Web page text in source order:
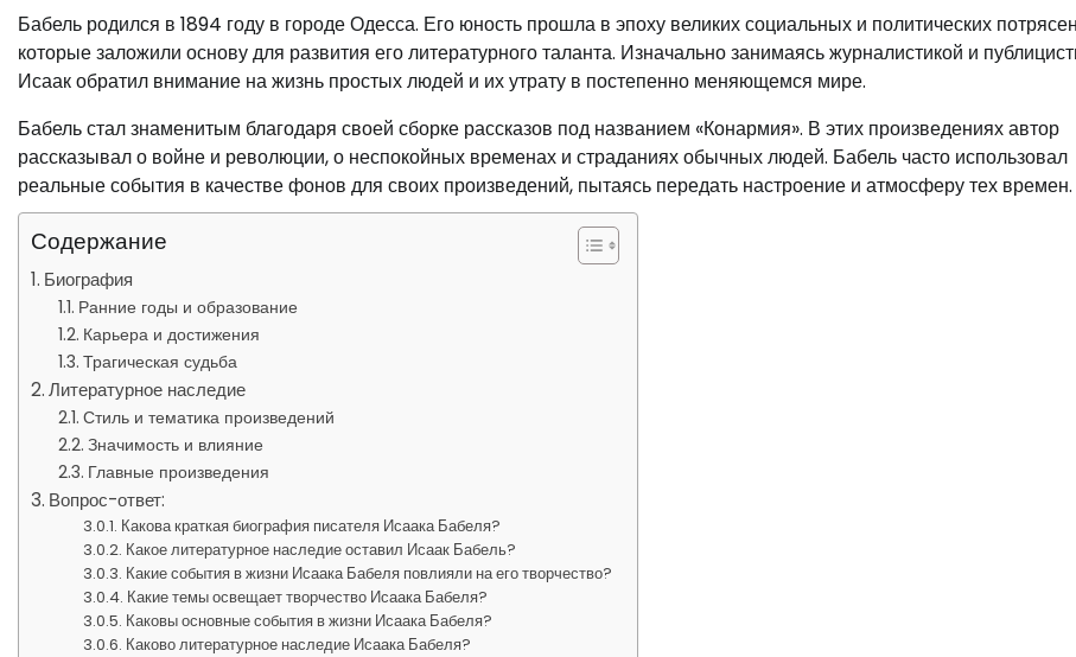
Бабель родился в 1894 году в городе Одесса. Его юность прошла в эпоху великих социальных и политических
которые заложили основу для развития его литературного таланта. Изначально занимаясь журналистикой и
Исаак обратил внимание на жизнь простых людей и их утрату в постепенно меняющемся мире.
Бабель стал знаменитым благодаря своей сборке рассказов под названием «Конармия». В этих произведениях автор
рассказывал о войне и революции, о неспокойных временах и страданиях обычных людей. Бабель часто использовал
реальные события в качестве фонов для своих произведений, пытаясь передать настроение и атмосферу тех времен.
Содержание
Биография
Ранние годы и образование
Карьера и достижения
Трагическая судьба
Литературное наследие
Стиль и тематика произведений
Значимость и влияние
Главные произведения
Вопрос-ответ:
Какова краткая биография писателя Исаака Бабеля?
Какое литературное наследие оставил Исаак Бабель?
Какие события в жизни Исаака Бабеля повлияли на его творчество?
Какие темы освещает творчество Исаака Бабеля?
Каковы основные события в жизни Исаака Бабеля?
Каково литературное наследие Исаака Бабеля?